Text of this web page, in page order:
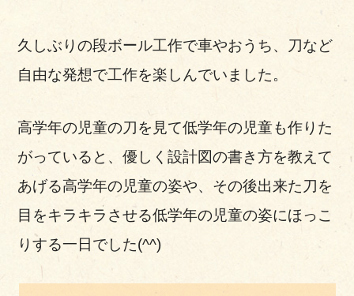
久しぶりの段ボール工作で車やおうち、刀など
自由な発想で工作を楽しんでいました。
高学年の児童の刀を見て低学年の児童も作りた
がっていると、優しく設計図の書き方を教えて
あげる高学年の児童の姿や、その後出来た刀を
目をキラキラさせる低学年の児童の姿にほっこ
りする一日でした(^^)